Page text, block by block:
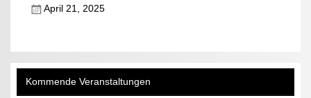
April 21, 2025
Kommende Veranstaltungen